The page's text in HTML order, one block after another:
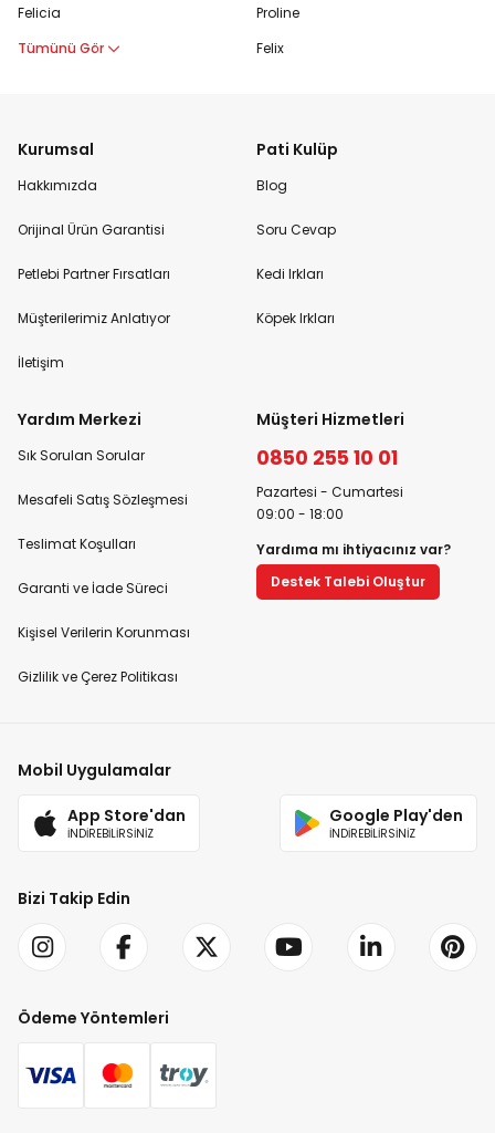
Felicia
Tümünü Gör
Proline
Felix
Kurumsal
Hakkımızda
Orijinal Ürün Garantisi
Petlebi Partner Fırsatları
Müşterilerimiz Anlatıyor
İletişim
Pati Kulüp
Blog
Soru Cevap
Kedi Irkları
Köpek Irkları
Yardım Merkezi
Sık Sorulan Sorular
Mesafeli Satış Sözleşmesi
Teslimat Koşulları
Garanti ve İade Süreci
Kişisel Verilerin Korunması
Gizlilik ve Çerez Politikası
Müşteri Hizmetleri
0850 255 10 01
Pazartesi - Cumartesi
09:00 - 18:00
Yardıma mı ihtiyacınız var?
Destek Talebi Oluştur
Mobil Uygulamalar
App Store'dan
İNDİREBİLİRSİNİZ
Google Play'den
İNDİREBİLİRSİNİZ
Bizi Takip Edin
Ödeme Yöntemleri